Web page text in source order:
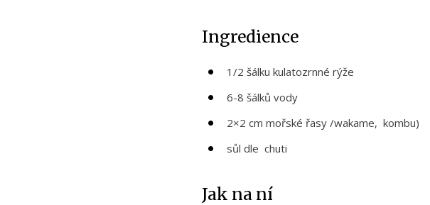
Ingredience
1/2 šálku kulatozrnné rýže
6-8 šálků vody
2×2 cm mořské řasy /wakame, kombu)
sůl dle chuti
Jak na ní